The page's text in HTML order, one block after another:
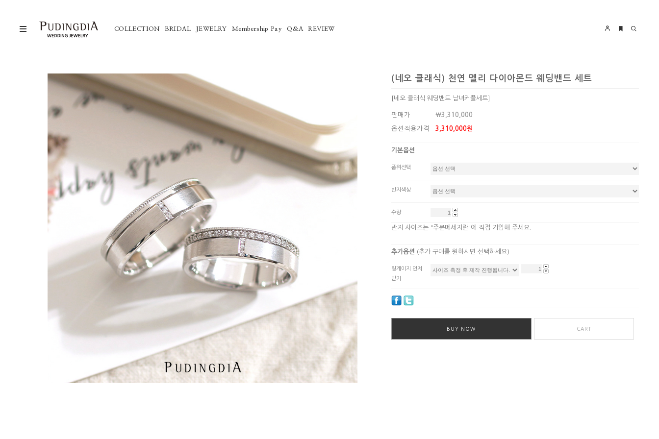
COLLECTION BRIDAL JEWELRY Membership Pay Q&A REVIEW
(네오 클래식) 천연 멜리 다이아몬드 웨딩밴드 세트
[네오 클래식 웨딩밴드 남녀커플세트]
판매가 ￦3,310,000
옵션적용가격 3,310,000원
기본옵션
품위선택
반지색상
수량
반지 사이즈는 "주문메세지란"에 직접 기입해 주세요.
추가옵션 (추가 구매를 원하시면 선택하세요)
링게이지 먼저
받기
BUY NOW CART